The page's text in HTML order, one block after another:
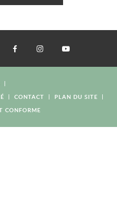
CONTACT
PLAN DU SITE
CONFORME